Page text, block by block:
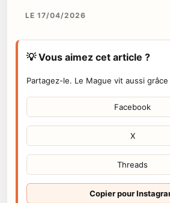
LE 17/04/2026
💡 Vous aimez cet article ?
Partagez-le. Le Mague vit aussi
Facebook
X
Threads
Copier pour